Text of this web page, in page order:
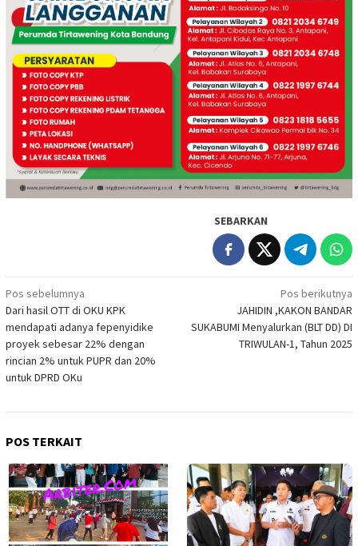
SEBARKAN
Navigasi
pos
Pos sebelumnya
Dari hasil OTT di OKU KPK
mendapati adanya fepenyidike
proyek sebesar 22% dengan
rincian 2% untuk PUPR dan 20%
untuk DPRD OKu
Pos berikutnya
JAHIDIN ,KAKON BANDAR
SUKABUMI Menyalurkan (BLT DD) DI
TRIWULAN-1, Tahun 2025
POS TERKAIT